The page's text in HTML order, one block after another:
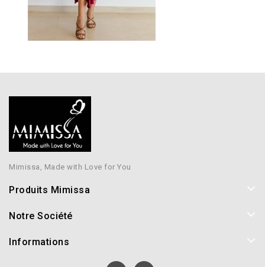
Mimissa, Made with Love for You
Produits Mimissa
Notre Société
Informations